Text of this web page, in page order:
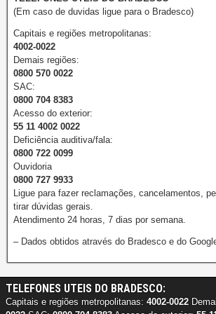
(Em caso de duvidas ligue para o Bradesco)
Capitais e regiões metropolitanas:
4002-0022
Demais regiões:
0800 570 0022
SAC:
0800 704 8383
Acesso do exterior:
55 11 4002 0022
Deficiência auditiva/fala:
0800 722 0099
Ouvidoria
0800 727 9933
Ligue para fazer reclamações, cancelamentos,
tirar dúvidas gerais.
Atendimento 24 horas, 7 dias por semana.
– Dados obtidos através do Bradesco e do
TELEFONES UTEIS DO BRADESCO:
Capitais e regiões metropolitanas: 4002-0022